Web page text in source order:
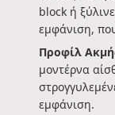
block ή
εμφάνιση,
Προφίλ
μοντέρνα
εμφάνιση.